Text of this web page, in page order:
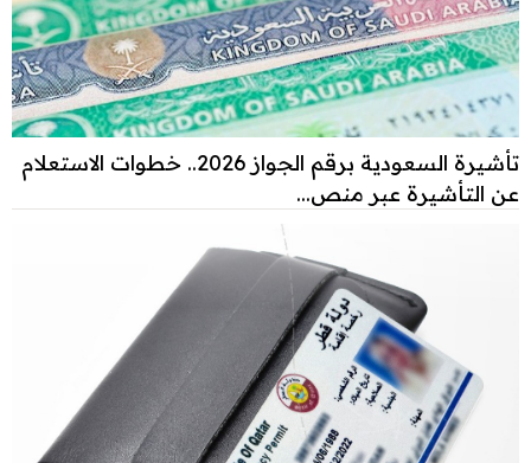
تأشيرة السعودية برقم الجواز 2026.. خطوات الاستعلام
عن التأشيرة عبر منص...